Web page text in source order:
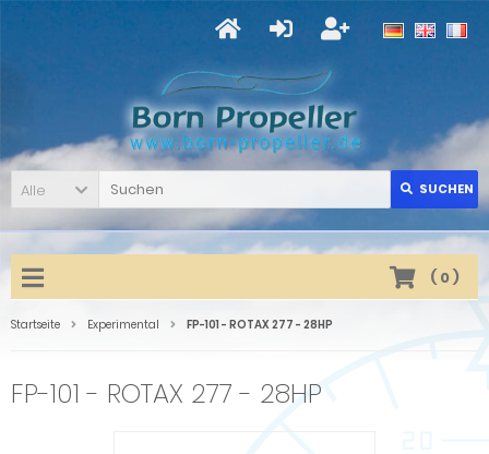
Alle SUCHEN
( 0)
Startseite Experimental FP-101 - ROTAX 277 - 28HP
FP-101 - ROTAX 277 - 28HP